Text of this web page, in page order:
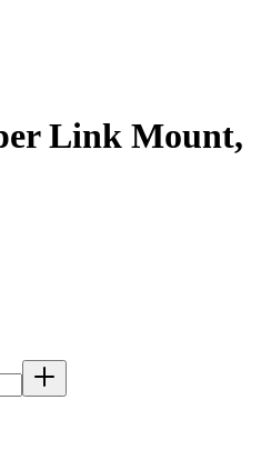
Link Mount,